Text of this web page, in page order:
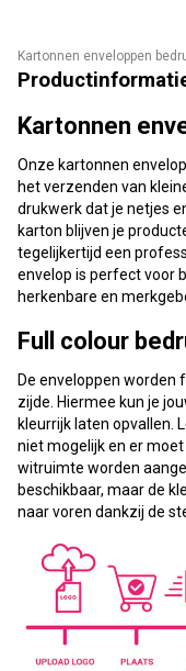
Kartonnen enveloppen
Kartonnen
Onze kartonnen
het verzenden van
drukwerk dat je netjes
karton blijven je
tegelijkertijd een
envelop is perfect voor
herkenbare en
Full colour
De enveloppen worden
zijde. Hiermee kun je
kleurrijk laten opvallen.
niet mogelijk en er
witruimte worden
beschikbaar, maar de
naar voren dankzij de